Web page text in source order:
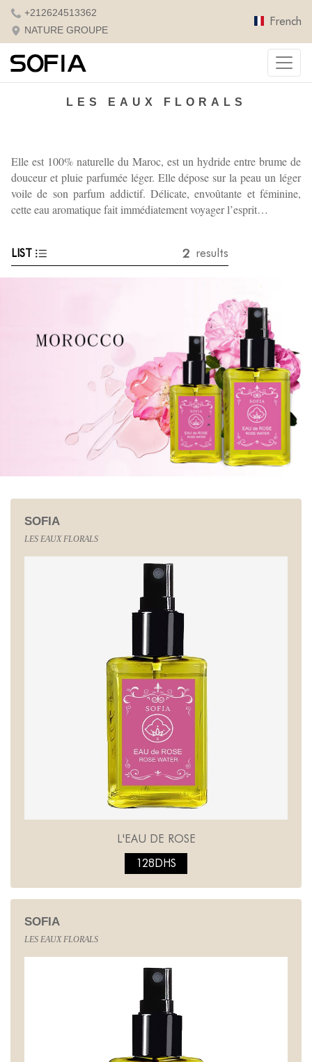
+212624513362
NATURE GROUPE
French
LES EAUX FLORALS
Elle est 100% naturelle du Maroc, est un hydride entre brume de
douceur et pluie parfumée léger. Elle dépose sur la peau un léger
voile de son parfum addictif. Délicate, envoûtante et féminine,
cette eau aromatique fait immédiatement voyager l’esprit…
LIST 2 results
SOFIA
LES EAUX FLORALS
L'EAU DE ROSE
128DHS
SOFIA
LES EAUX FLORALS